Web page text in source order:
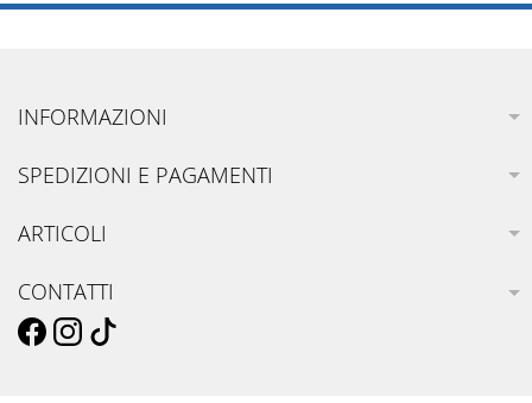
INFORMAZIONI
SPEDIZIONI E PAGAMENTI
ARTICOLI
CONTATTI